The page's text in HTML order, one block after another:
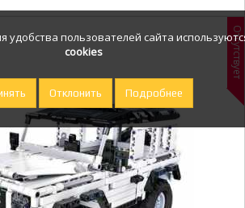
Отсутствует
удобства пользователей сайта
cookies
Отклонить Подробнее